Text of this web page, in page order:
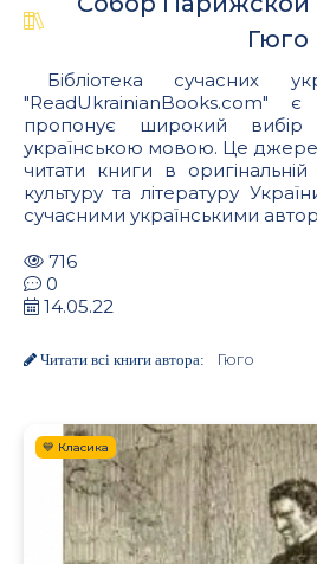
Гюго
Бібліотека сучасних
"ReadUkrainianBooks.com"
пропонує широкий вибір
українською мовою. Це
читати книги в
культуру та літературу
сучасними українськими
716
0
14.05.22
Читати всі книги автора: Гюго
💙 Класика